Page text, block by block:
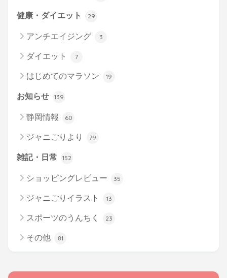
健康・ダイエット 29
アンチエイジング 3
ダイエット 7
はじめてのマラソン 19
お知らせ 139
静岡情報 60
ジャニごりより 79
雑記・日常 152
ショッピングレビュー 35
ジャニごりイラスト 13
スポーツのうんちく 23
その他 81